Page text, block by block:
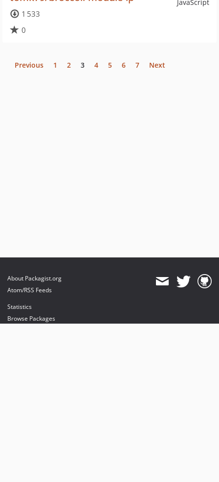
JavaScript
1 533
0
Previous 1 2 3 4 5 6 7 Next
About Packagist.org
Atom/RSS Feeds
Statistics
Browse Packages